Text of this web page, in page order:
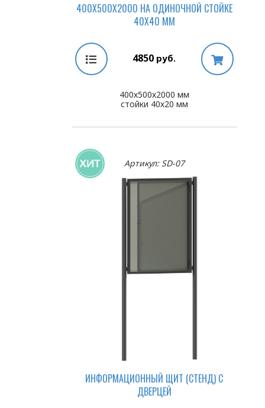
400Х500Х2000 НА ОДИНОЧНОЙ СТОЙКЕ
40Х40 ММ
4850 руб.
400х500х2000 мм
стойки 40х20 мм
Артикул: SD-07
ИНФОРМАЦИОННЫЙ ЩИТ (СТЕНД) С
ДВЕРЦЕЙ